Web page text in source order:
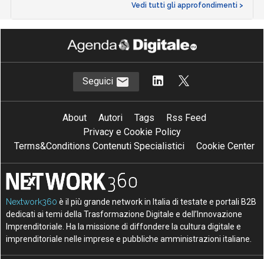
Vedi tutti gli approfondimenti >
Seguici
About Autori Tags
Rss Feed
Privacy e Cookie Policy
Terms&Conditions Contenuti Specialistici
Cookie Center
Nextwork360 è il più grande network in Italia di testate e portali B2B
dedicati ai temi della Trasformazione Digitale e dell’Innovazione
Imprenditoriale. Ha la missione di diffondere la cultura digitale e
imprenditoriale nelle imprese e pubbliche amministrazioni italiane.